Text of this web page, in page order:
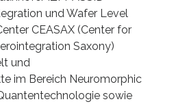
und Wafer Level
CEASAX (Center for
Saxony)
und
im Bereich Neuromorphic
sowie